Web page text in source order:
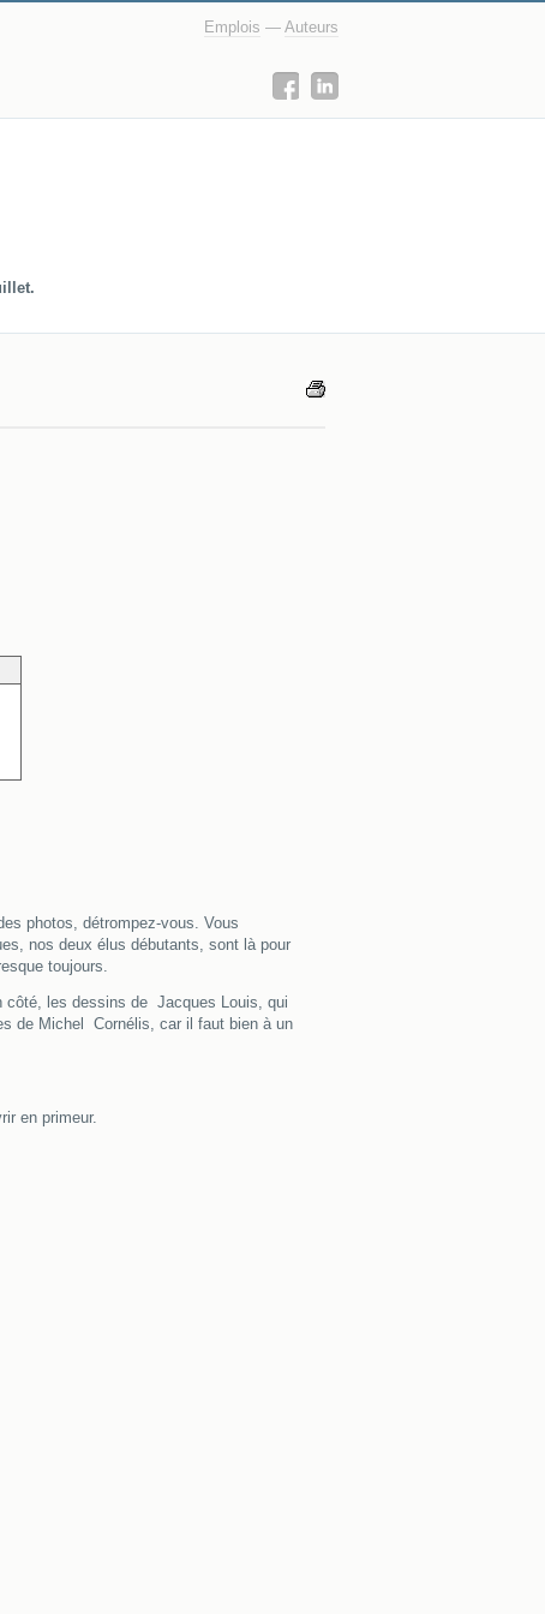
Emplois — Auteurs
photos, détrompez-vous. Vous
nos deux élus débutants, sont là pour
toujours.
côté, les dessins de Jacques Louis, qui
de Michel Cornélis, car il faut bien à un
en primeur.